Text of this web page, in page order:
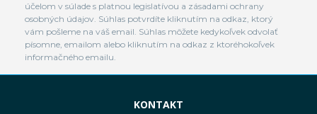
účelom v súlade s platnou legislatívou a zásadami ochrany
osobných údajov. Súhlas potvrdíte kliknutím na odkaz, ktorý
vám pošleme na váš email. Súhlas môžete kedykoľvek odvolať
písomne, emailom alebo kliknutím na odkaz z ktoréhokoľvek
informačného emailu.
KONTAKT